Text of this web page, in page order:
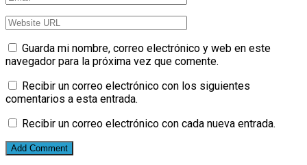
Guarda mi nombre, correo electrónico y web en este
navegador para la próxima vez que comente.
Recibir un correo electrónico con los siguientes
comentarios a esta entrada.
Recibir un correo electrónico con cada nueva entrada.